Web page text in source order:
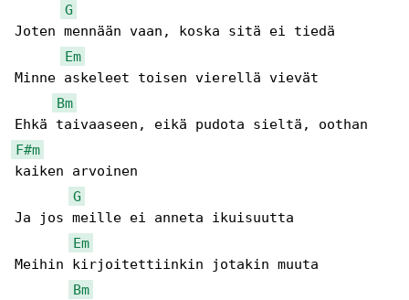
G
Joten mennään vaan, koska sitä ei tiedä
Em
Minne askeleet toisen vierellä vievät
Bm
F#m
kaiken arvoinen
G
Ja jos meille ei anneta ikuisuutta
Em
Meihin kirjoitettiinkin jotakin muuta
Bm